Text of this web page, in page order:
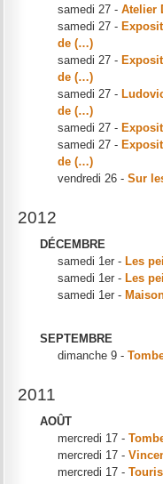
samedi 27 - Atelier
samedi 27 -
de (…)
samedi 27 -
de (…)
samedi 27 -
de (…)
samedi 27 -
samedi 27 -
de (…)
vendredi 26 - Sur
2012
DÉCEMBRE
samedi 1er - Les
samedi 1er - Les
samedi 1er -
SEPTEMBRE
dimanche 9 -
2011
AOÛT
mercredi 17 -
mercredi 17 -
mercredi 17 -